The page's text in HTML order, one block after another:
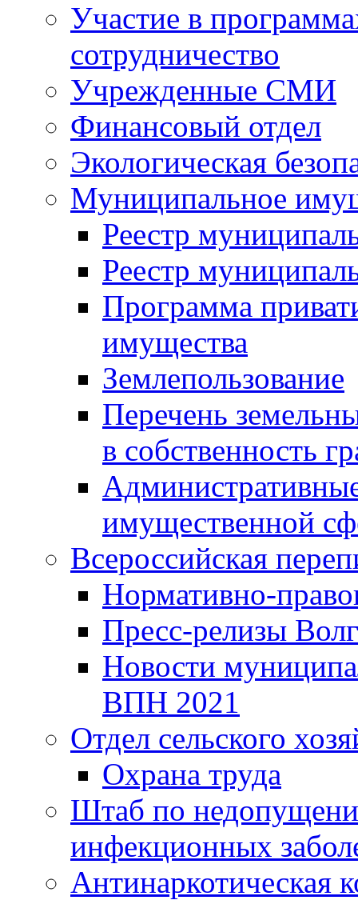
Участие в
сотрудничество
Учрежденные СМИ
Финансовый отдел
Экологическая
Муниципальное
Реестр
Реестр
Программа
имущества
Землепользование
Перечень
в собственность
имущественной
Всероссийская
Нормативно-
Пресс-релизы
Новости
ВПН 2021
Отдел сельского
Охрана труда
Штаб по
инфекционных
Антинаркотическая